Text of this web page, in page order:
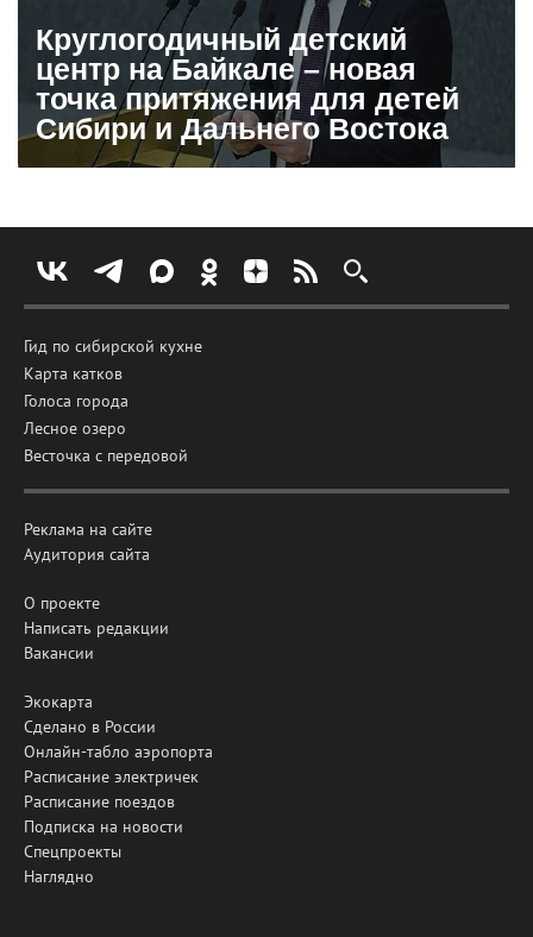
Круглогодичный детский
центр на Байкале – новая
точка притяжения для детей
Сибири и Дальнего Востока
Гид по сибирской кухне
Карта катков
Голоса города
Лесное озеро
Весточка с передовой
Реклама на сайте
Аудитория сайта
О проекте
Написать редакции
Вакансии
Экокарта
Сделано в России
Онлайн-табло аэропорта
Расписание электричек
Расписание поездов
Подписка на новости
Спецпроекты
Наглядно